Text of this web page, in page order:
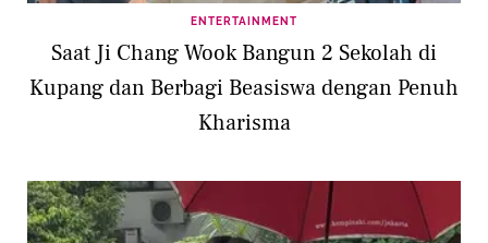
ENTERTAINMENT
Saat Ji Chang Wook Bangun 2 Sekolah di
Kupang dan Berbagi Beasiswa dengan Penuh
Kharisma